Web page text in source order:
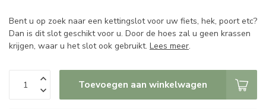
Bent u op zoek naar een kettingslot voor uw fiets, hek, poort etc?
Dan is dit slot geschikt voor u. Door de hoes zal u geen krassen
krijgen, waar u het slot ook gebruikt. Lees meer.
Toevoegen aan winkelwagen